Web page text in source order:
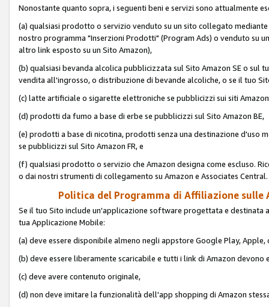
Nonostante quanto sopra, i seguenti beni e servizi sono attualmente
(a) qualsiasi prodotto o servizio venduto su un sito collegato
nostro programma "Inserzioni Prodotti" (Program Ads) o venduto su
altro link esposto su un Sito Amazon),
(b) qualsiasi bevanda alcolica pubblicizzata sul Sito Amazon SE o sul
vendita all'ingrosso, o distribuzione di bevande alcoliche, o se il tuo
(c) latte artificiale o sigarette elettroniche se pubblicizzi sui siti Amazon
(d) prodotti da fumo a base di erbe se pubblicizzi sul Sito Amazon BE,
(e) prodotti a base di nicotina, prodotti senza una destinazione d'uso
se pubblicizzi sul Sito Amazon FR, e
(f) qualsiasi prodotto o servizio che Amazon designa come escluso.
o dai nostri strumenti di collegamento su Amazon e Associates Central.
Politica del Programma di Affiliazione
Se il tuo Sito include un'applicazione software progettata e
tua Applicazione Mobile:
(a) deve essere disponibile almeno negli appstore Google Play, Apple,
(b) deve essere liberamente scaricabile e tutti i link di Amazon devono
(c) deve avere contenuto originale,
(d) non deve imitare la funzionalità dell'app shopping di Amazon